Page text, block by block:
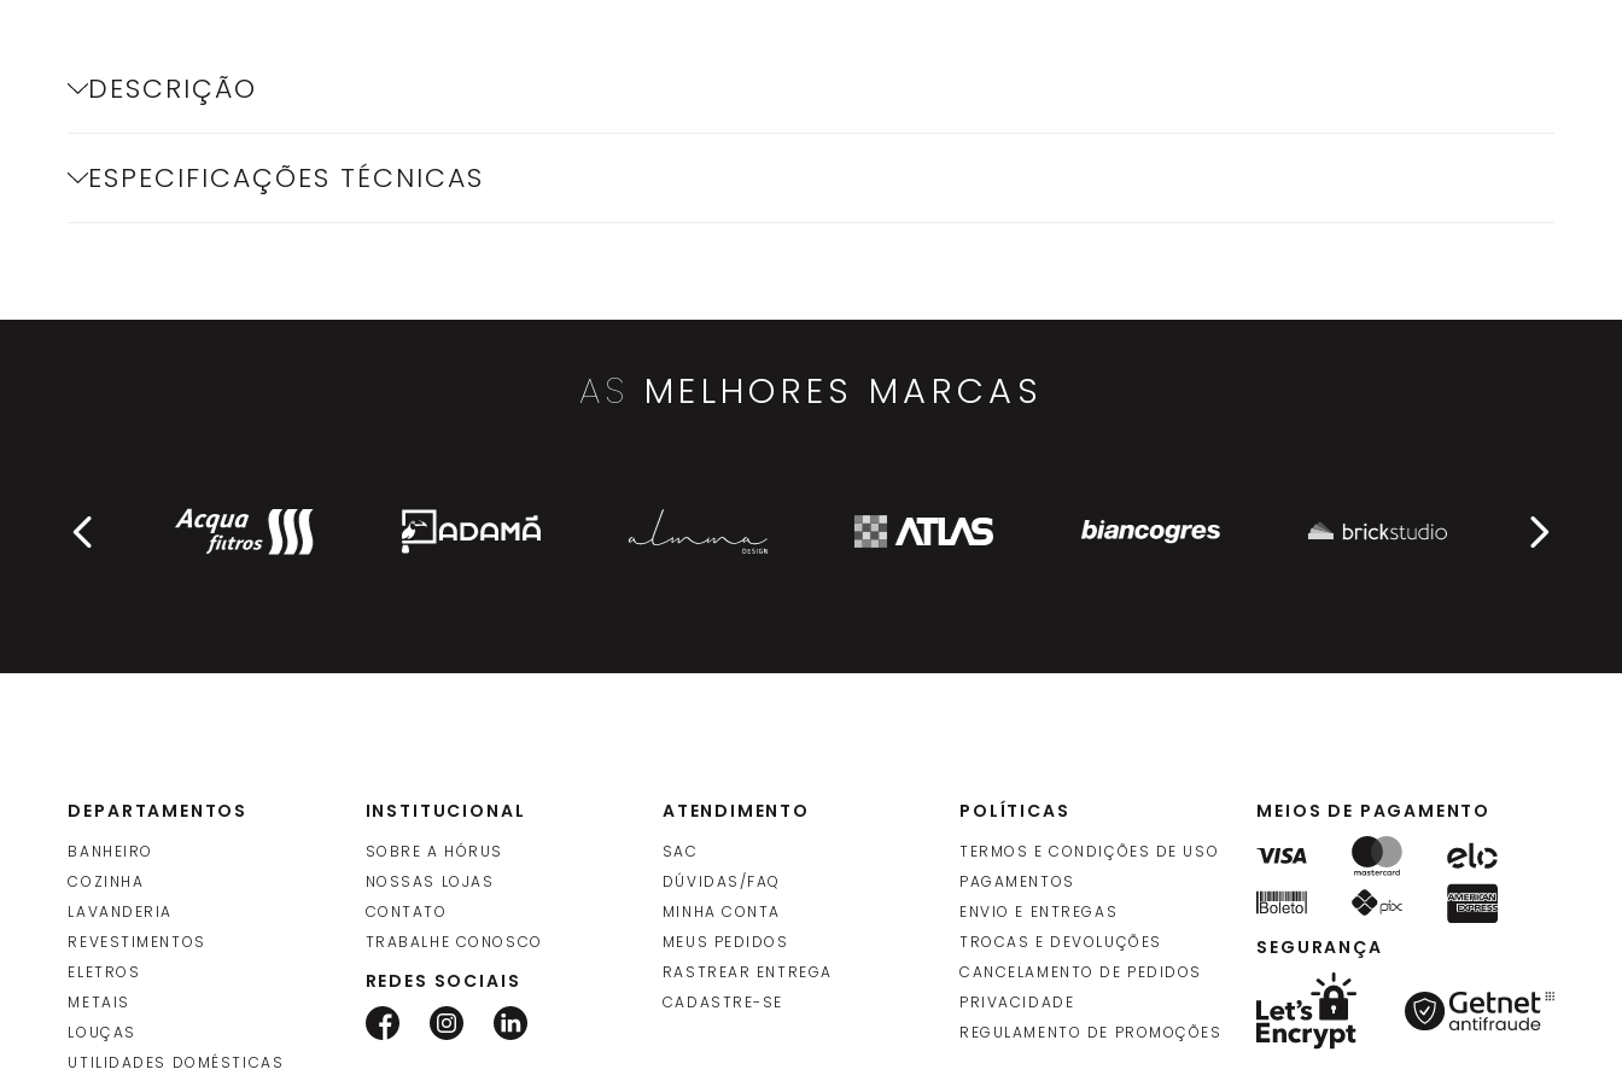
DESCRIÇÃO
ESPECIFICAÇÕES TÉCNICAS
AS MELHORES MARCAS
DEPARTAMENTOS
BANHEIRO
COZINHA
LAVANDERIA
REVESTIMENTOS
ELETROS
METAIS
LOUÇAS
UTILIDADES DOMÉSTICAS
INSTITUCIONAL
SOBRE A HÓRUS
NOSSAS LOJAS
CONTATO
TRABALHE CONOSCO
REDES SOCIAIS
ATENDIMENTO
SAC
DÚVIDAS/FAQ
MINHA CONTA
MEUS PEDIDOS
RASTREAR ENTREGA
CADASTRE-SE
POLÍTICAS
TERMOS E CONDIÇÕES DE USO
PAGAMENTOS
ENVIO E ENTREGAS
TROCAS E DEVOLUÇÕES
CANCELAMENTO DE PEDIDOS
PRIVACIDADE
REGULAMENTO DE PROMOÇÕES
MEIOS DE PAGAMENTO
SEGURANÇA